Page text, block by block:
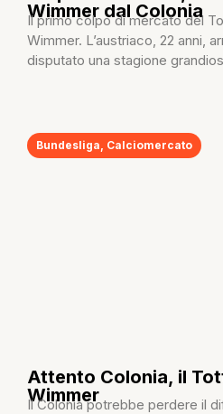
Wimmer dal Colonia
Il primo colpo di mercato del
Wimmer. L’austriaco, 22 anni,
disputato una stagione
Bundesliga Calciomercato
Attento Colonia, il
Wimmer
Il Colonia potrebbe perdere il